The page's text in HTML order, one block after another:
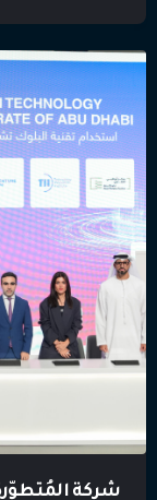
للخدمات
العقارات
شركة